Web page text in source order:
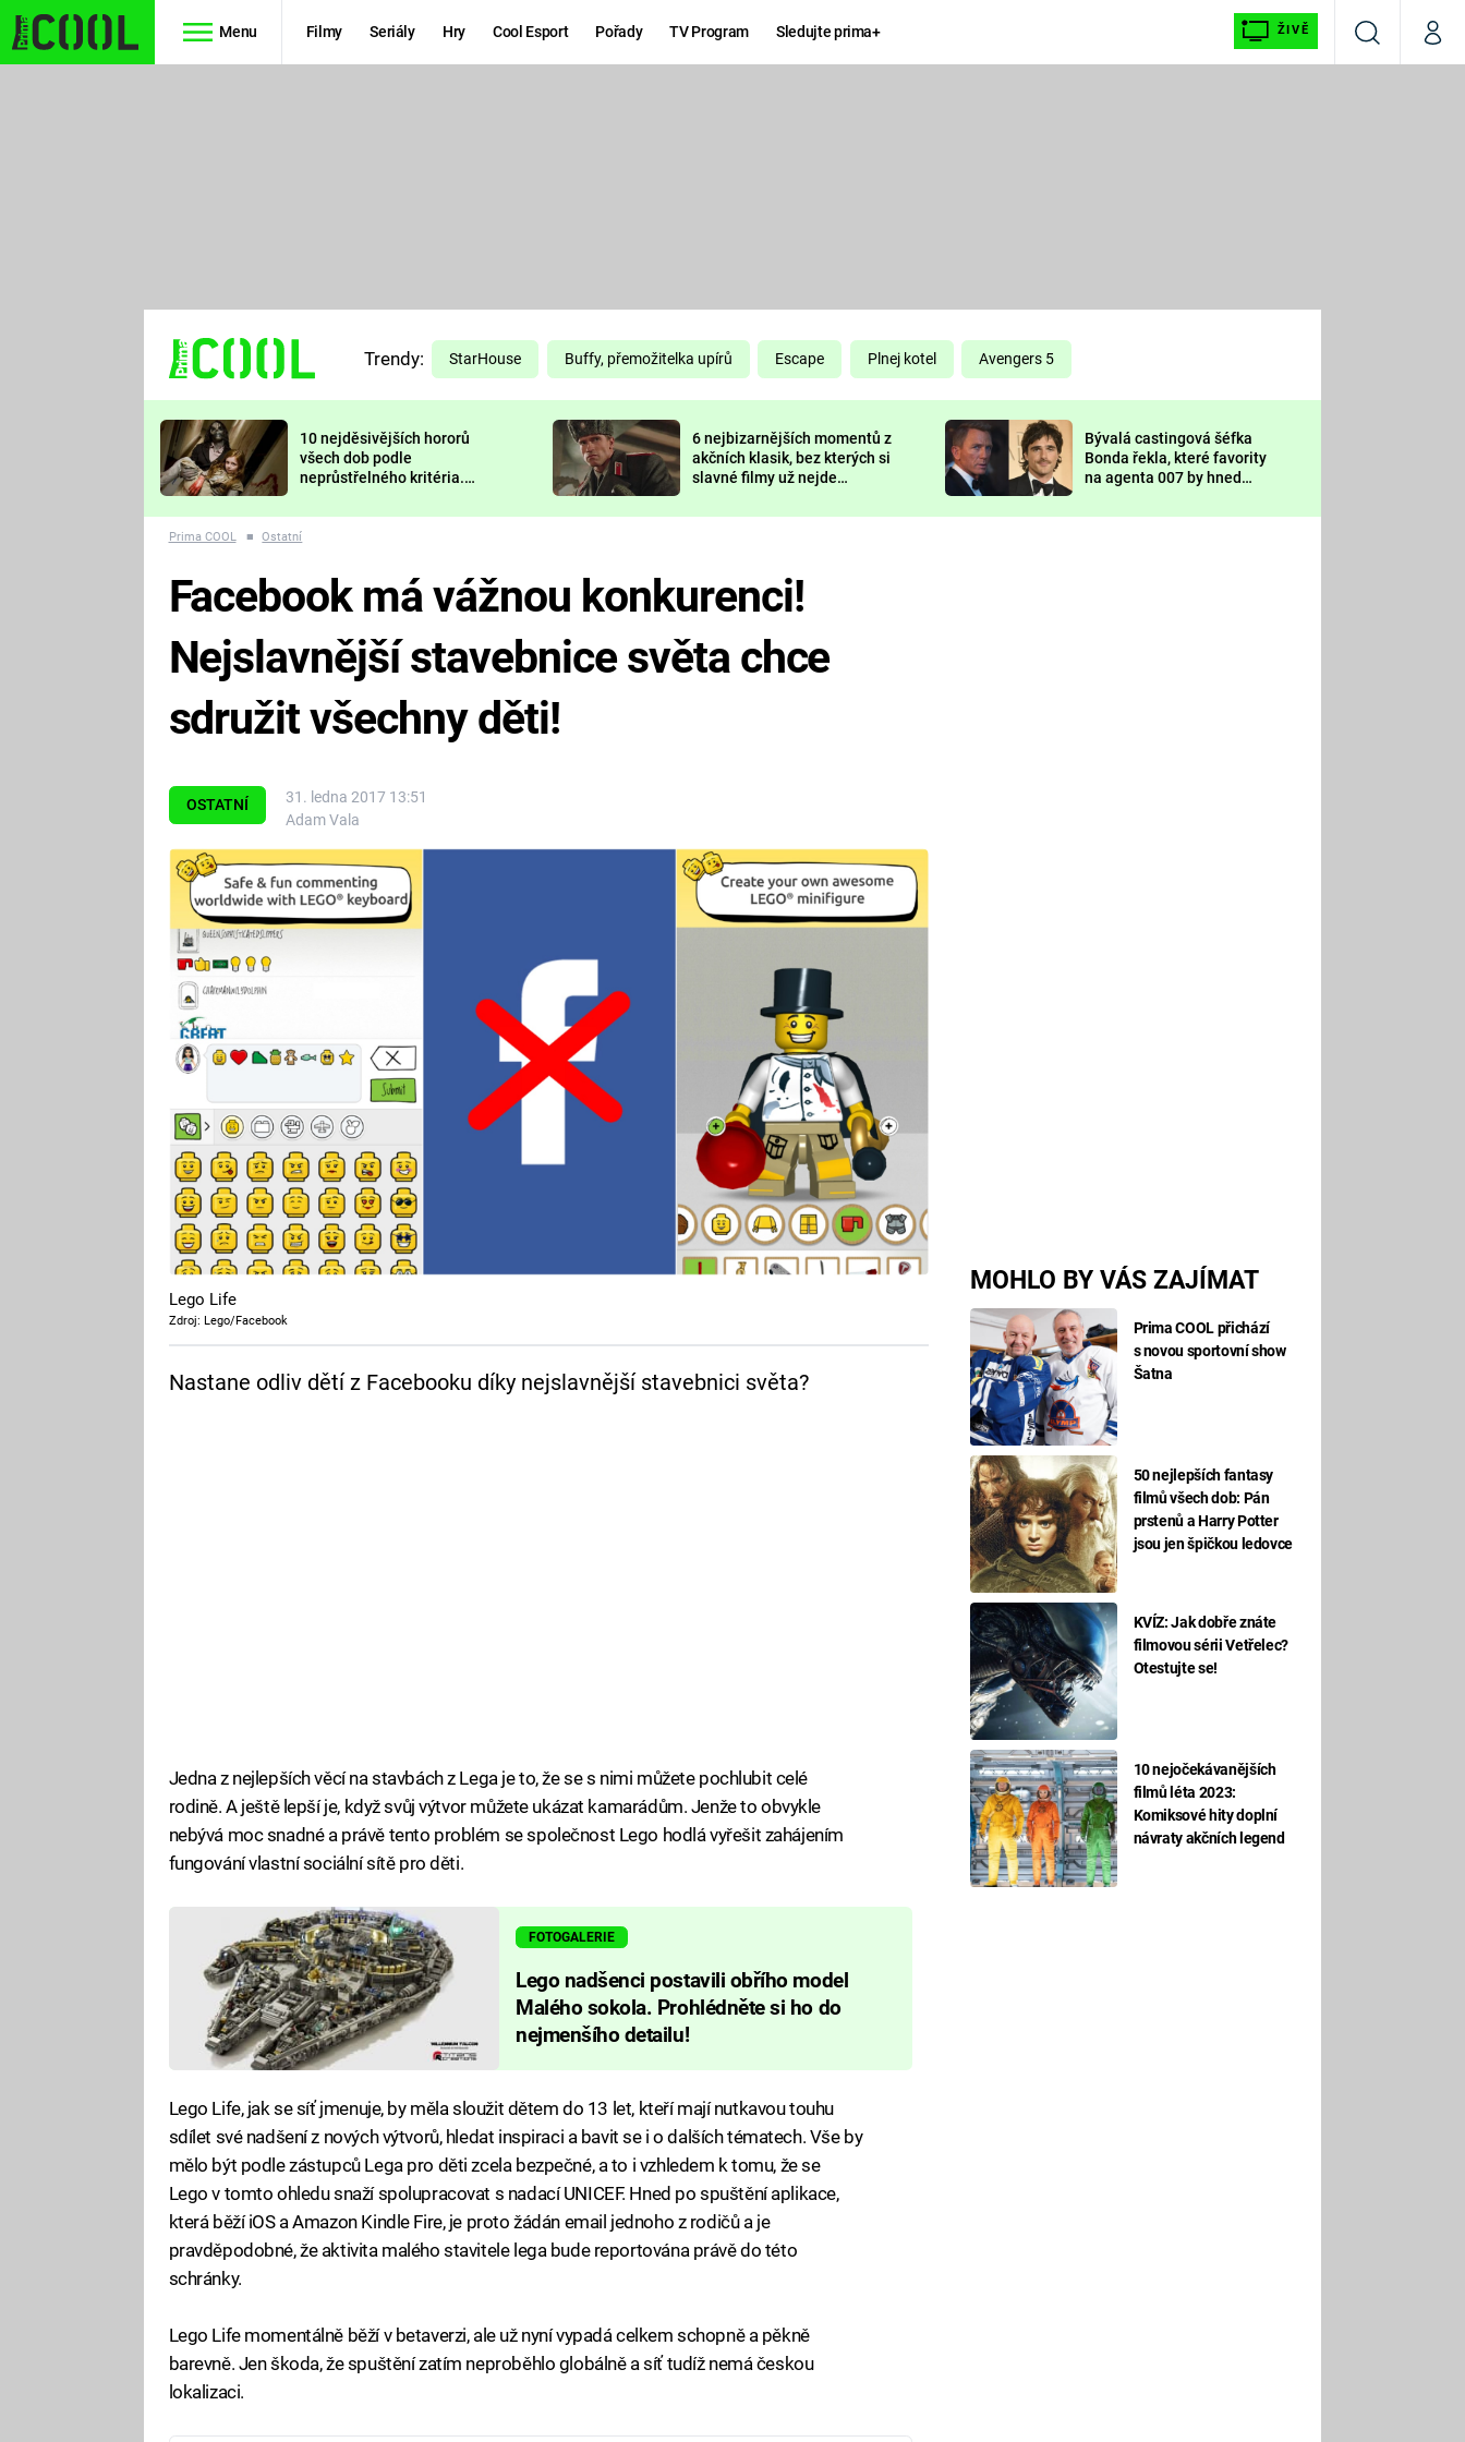
Menu Filmy Seriály Hry Cool Esport Pořady TV Program Sledujte prima+ ŽIVĚ
VyhledáváníMůj
TŘESKU
FUTURAMA
PREDÁTOR
DELIVERANCE
KOMEDIE
CHUCK
NORRIS
DEADPOOL
Prima LAJK
Sledujte nás
Trendy: StarHouse Buffy, přemožitelka upírů Escape Plnej kotel Avengers 5
10 nejděsivějších hororů
všech dob podle
neprůstřelného kritéria.
nejvíc zvednou tep?
6 nejbizarnějších momentů z
akčních klasik, bez kterých si
slavné filmy už nejde
Bývalá castingová šéfka
Bonda řekla, které favority
na agenta 007 by hned
Prima COOL ■ Ostatní
OSTATNÍ
31. ledna 2017 13:51
Adam Vala
MOHLO BY VÁS ZAJÍMAT
Prima COOL přichází
s novou sportovní show
Šatna
50 nejlepších fantasy
filmů všech dob: Pán
prstenů a Harry Potter
jsou jen špičkou ledovce
KVÍZ: Jak dobře znáte
filmovou sérii Vetřelec?
Otestujte se!
10 nejočekávanějších
filmů léta 2023:
Komiksové hity doplní
návraty akčních legend
Facebook má vážnou konkurenci!
Nejslavnější stavebnice světa chce
sdružit všechny děti!
Lego Life
Zdroj: Lego/Facebook
Nastane odliv dětí z Facebooku díky nejslavnější stavebnici světa?
Jedna z nejlepších věcí na stavbách z Lega je to, že se s nimi můžete pochlubit celé
rodině. A ještě lepší je, když svůj výtvor můžete ukázat kamarádům. Jenže to obvykle
nebývá moc snadné a právě tento problém se společnost Lego hodlá vyřešit zahájením
fungování vlastní sociální sítě pro děti.
FOTOGALERIE
Lego nadšenci postavili obřího model
Malého sokola. Prohlédněte si ho do
nejmenšího detailu!
Lego Life, jak se síť jmenuje, by měla sloužit dětem do 13 let, kteří mají nutkavou touhu
sdílet své nadšení z nových výtvorů, hledat inspiraci a bavit se i o dalších tématech. Vše by
mělo být podle zástupců Lega pro děti zcela bezpečné, a to i vzhledem k tomu, že se
Lego v tomto ohledu snaží spolupracovat s nadací UNICEF. Hned po spuštění aplikace,
která běží iOS a Amazon Kindle Fire, je proto žádán email jednoho z rodičů a je
pravděpodobné, že aktivita malého stavitele lega bude reportována právě do této
schránky.
Lego Life momentálně běží v betaverzi, ale už nyní vypadá celkem schopně a pěkně
barevně. Jen škoda, že spuštění zatím neproběhlo globálně a síť tudíž nemá českou
lokalizaci.